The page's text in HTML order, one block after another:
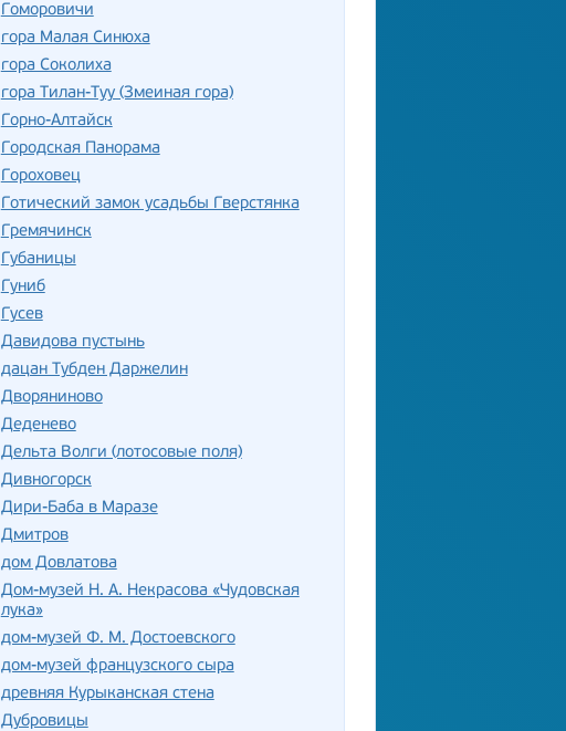
Гоморовичи
гора Малая Синюха
гора Соколиха
гора Тилан-Туу (Змеиная гора)
Горно-Алтайск
Городская Панорама
Гороховец
Готический замок усадьбы Гверстянка
Гремячинск
Губаницы
Гуниб
Гусев
Давидова пустынь
дацан Тубден Даржелин
Дворяниново
Деденево
Дельта Волги (лотосовые поля)
Дивногорск
Дири-Баба в Маразе
Дмитров
дом Довлатова
Дом-музей Н. А. Некрасова «Чудовская
лука»
дом-музей Ф. М. Достоевского
дом-музей французского сыра
древняя Курыканская стена
Дубровицы